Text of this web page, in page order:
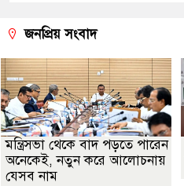
জনপ্রিয় সংবাদ
মন্ত্রিসভা থেকে বাদ পড়তে পারেন
অনেকেই, নতুন করে আলোচনায়
যেসব নাম